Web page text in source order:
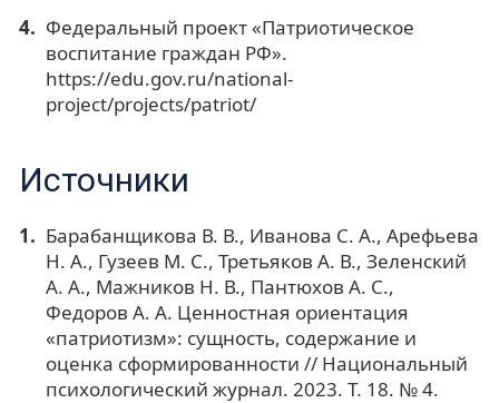
Федеральный проект «Патриотическое
воспитание граждан РФ».
https://edu.gov.ru/national-
project/projects/patriot/
Источники
Барабанщикова В. В., Иванова С. А., Арефьева
Н. А., Гузеев М. С., Третьяков А. В., Зеленский
А. А., Мажников Н. В., Пантюхов А. С.,
Федоров А. А. Ценностная ориентация
«патриотизм»: сущность, содержание и
оценка сформированности // Национальный
психологический журнал. 2023. Т. 18. № 4.